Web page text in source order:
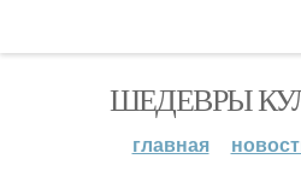
ШЕДЕВРЫ
главная